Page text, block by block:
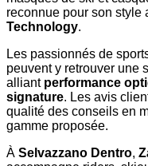
reconnue pour son style
Technology.
Les passionnés de
peuvent y retrouver une
alliant performance
signature. Les avis
qualité des conseils en
gamme proposée.
À Selvazzano Dentro,